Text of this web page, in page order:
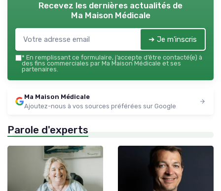
Recevez les dernières actualités de
Ma Maison Médicale
➔ Je m'inscris
* En remplissant ce formulaire, j’accepte d’être contacté(e) à
des fins commerciales par Ma Maison Médicale et ses
partenaires.
Ma Maison Médicale
Ajoutez-nous à vos sources préférées sur Google
Parole d'experts